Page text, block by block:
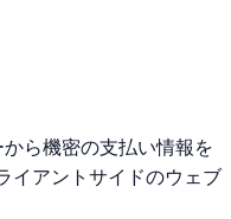
ら機密の支払い情報を
イアントサイドのウェブ